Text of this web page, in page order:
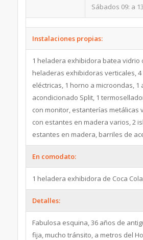
Sábados 09: a
Instalaciones propias:
1 heladera exhibidora batea vidrio
heladeras exhibidoras verticales,
eléctricas, 1 horno a microondas, 1
acondicionado Split, 1
con monitor, estanterías metálicas
con estantes en madera varios, 2
estantes en madera, barriles de
En comodato:
1 heladera exhibidora de Coca
Detalles:
Fabulosa esquina, 36 años de
fija, mucho tránsito, a metros del